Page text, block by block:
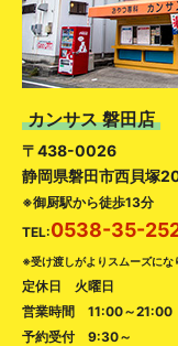
カンサス 磐田店
〒438-0026
静岡県磐田市西貝塚
※御厨駅から徒歩13分
TEL:0538-35-
※受け渡しがよりスムーズにな
定休日 火曜日
営業時間 11:00～21:00
予約受付 9:30～